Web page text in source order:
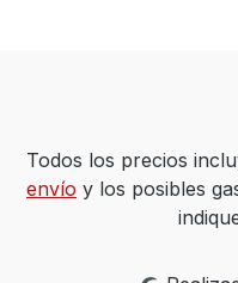
Todos los precios
envío y los posibles